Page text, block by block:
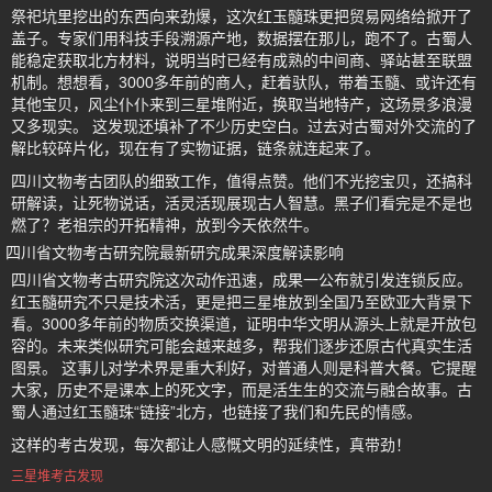
祭祀坑里挖出的东西向来劲爆，这次红玉髓珠更把贸易网络给掀开了
盖子。专家们用科技手段溯源产地，数据摆在那儿，跑不了。古蜀人
能稳定获取北方材料，说明当时已经有成熟的中间商、驿站甚至联盟
机制。想想看，3000多年前的商人，赶着驮队，带着玉髓、或许还有
其他宝贝，风尘仆仆来到三星堆附近，换取当地特产，这场景多浪漫
又多现实。 这发现还填补了不少历史空白。过去对古蜀对外交流的了
解比较碎片化，现在有了实物证据，链条就连起来了。
四川文物考古团队的细致工作，值得点赞。他们不光挖宝贝，还搞科
研解读，让死物说话，活灵活现展现古人智慧。黑子们看完是不是也
燃了？老祖宗的开拓精神，放到今天依然牛。
四川省文物考古研究院最新研究成果深度解读影响
四川省文物考古研究院这次动作迅速，成果一公布就引发连锁反应。
红玉髓研究不只是技术活，更是把三星堆放到全国乃至欧亚大背景下
看。3000多年前的物质交换渠道，证明中华文明从源头上就是开放包
容的。未来类似研究可能会越来越多，帮我们逐步还原古代真实生活
图景。 这事儿对学术界是重大利好，对普通人则是科普大餐。它提醒
大家，历史不是课本上的死文字，而是活生生的交流与融合故事。古
蜀人通过红玉髓珠“链接”北方，也链接了我们和先民的情感。
这样的考古发现，每次都让人感慨文明的延续性，真带劲！
三星堆考古发现